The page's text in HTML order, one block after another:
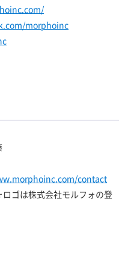
morphoinc
contact
ゴは株式会社モルフォの登